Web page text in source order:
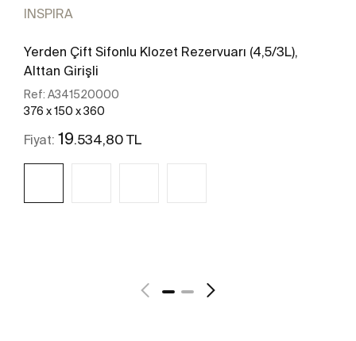
INSPIRA
Yerden Çift Sifonlu Klozet Rezervuarı (4,5/3L),
Alttan Girişli
Ref: A341520000
376 x 150 x 360
Fiyat: 19.534,80 TL